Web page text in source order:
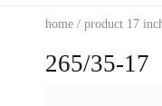
home / product 17
265/35-17